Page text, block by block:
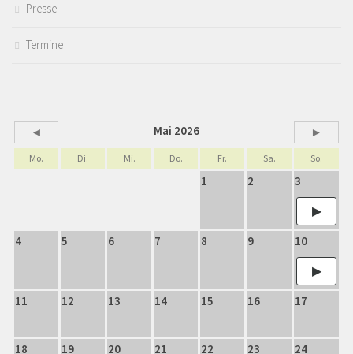
Presse
Termine
◄ Mai 2026 ►
Mo. Di. Mi. Do. Fr. Sa. So.
1 2 3
4 5 6 7 8 9 10
11 12 13 14 15 16 17
18 19 20 21 22 23 24